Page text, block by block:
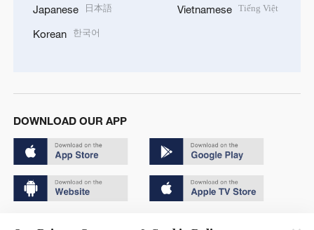
Japanese 日本語
Korean 한국어
Vietnamese Tiếng Việt
DOWNLOAD OUR APP